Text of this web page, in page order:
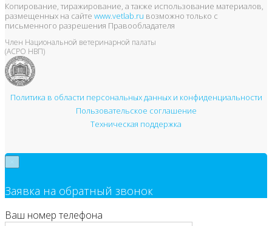
Копирование, тиражирование, а также использование материалов,
размещенных на сайте www.vetlab.ru возможно только с
письменного разрешения Правообладателя
Член Национальной ветеринарной палаты
(АСРО НВП)
Политика в области персональных данных и конфиденциальности
Пользовательское соглашение
Техническая поддержка
Заявка на обратный звонок
Ваш номер телефона